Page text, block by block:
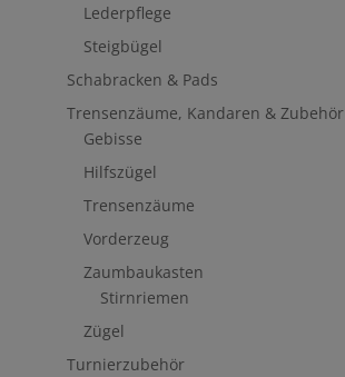
Lederpflege
Steigbügel
Schabracken & Pads
Trensenzäume, Kandaren & Zubehör
Gebisse
Hilfszügel
Trensenzäume
Vorderzeug
Zaumbaukasten
Stirnriemen
Zügel
Turnierzubehör